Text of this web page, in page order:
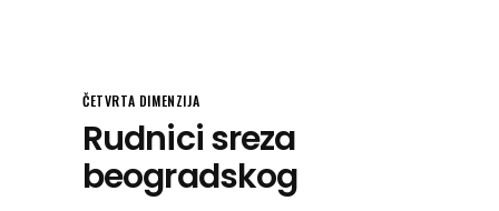
ČETVRTA DIMENZIJA
Rudnici sreza
beogradskog